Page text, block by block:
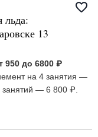
льда:
13
950 до 6800 ₽
на 4 занятия —
— 6 800 ₽.